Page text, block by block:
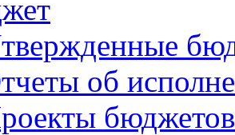
об
бюджетов